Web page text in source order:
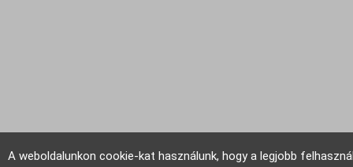
A weboldalunkon cookie-kat használunk, hogy a legjobb